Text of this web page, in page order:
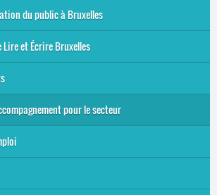
du secteur à Bruxelles
27
à la plage…
! Alpha bruxellois, mobilise-toi !
Centre Alpha Forest de Lire et Écrire
du public à Bruxelles
?
nous ?
?
Lire et Écrire Bruxelles
TIC pour le secteur
·e
individuel
collectif
Emploi